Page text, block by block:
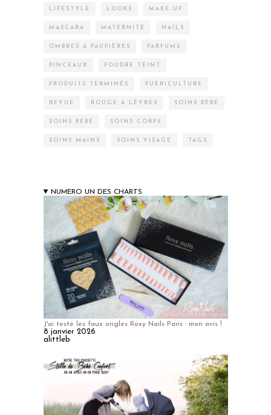
LIFESTYLE LOOKS MAKE-UP
MASCARA MATERNITÉ NAILS
OMBRES À PAUPIÈRES PARFUMS
PINCEAUX POUDRE TEINT
PRODUITS TERMINÉS PUÉRICULTURE
REVUE ROUGE À LÈVRES SOINS BÉBÉ
SOINS BÉBÉ SOINS CORPS
SOINS MAINS SOINS VISAGE TAGS
NUMERO UN DES CHARTS
J'ai testé les faux ongles Roxy Nails Paris : mon avis !
8 janvier 2026
alittleb